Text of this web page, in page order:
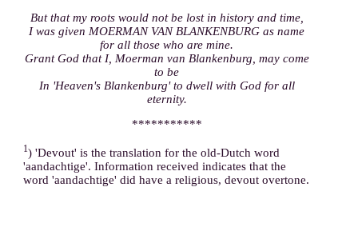
But that my roots would not be lost in history and time,
I was given MOERMAN VAN BLANKENBURG as name
for all those who are mine.
Grant God that I, Moerman van Blankenburg, may come
to be
In 'Heaven's Blankenburg' to dwell with God for all
eternity.
***********
1) 'Devout' is the translation for the old-Dutch word
'aandachtige'. Information received indicates that the
word 'aandachtige' did have a religious, devout overtone.